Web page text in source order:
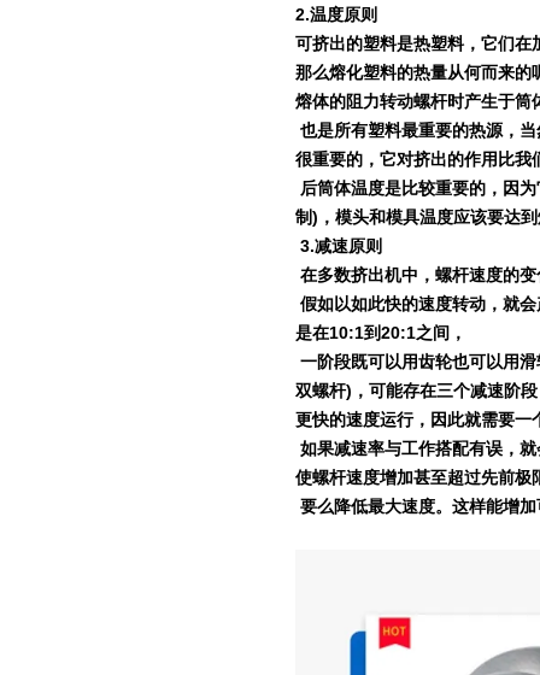
2.温度原则
可挤出的塑料是热塑料，它们
那么熔化塑料的热量从何而来的
熔体的阻力转动螺杆时产生于筒
也是所有塑料最重要的热源，
很重要的，它对挤出的作用比我
后筒体温度是比较重要的，因
制) ，模头和模具温度应该要达
3.减速原则
在多数挤出机中，螺杆速度的
假如以如此快的速度转动，就
是在10:1到20:1之间，
一阶段既可以用齿轮也可以用
双螺杆) ，可能存在三个减速阶
更快的速度运行，因此就需要
如果减速率与工作搭配有误，
使螺杆速度增加甚至超过先前极
要么降低最大速度。这样能增